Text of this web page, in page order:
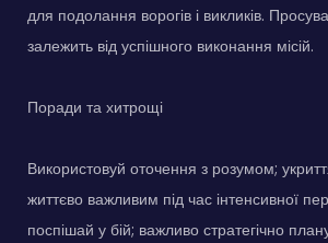
для подолання ворогів і викликів.
залежить від успішного виконання місій.
Поради та хитрощі
Використовуй оточення з розумом;
життєво важливим під час інтенсивної
поспішай у бій; важливо стратегічно